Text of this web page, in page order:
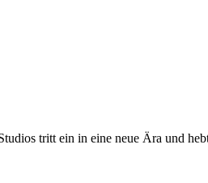
tritt ein in eine neue Ära und